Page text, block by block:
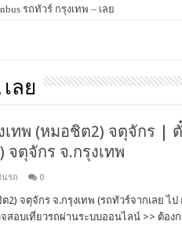
รถทัวร์ กรุงเทพ – เลย
ลย
ทพ (หมอชิต2) จตุจักร | ตั๋
จตุจักร จ.กรุงเทพ
นรถ 0
2) จตุจักร จ.กรุงเทพ (รถทัวร์จากเลย ไ
สอบเที่ยวรถผ่านระบบออนไลน์ >> ต้อง